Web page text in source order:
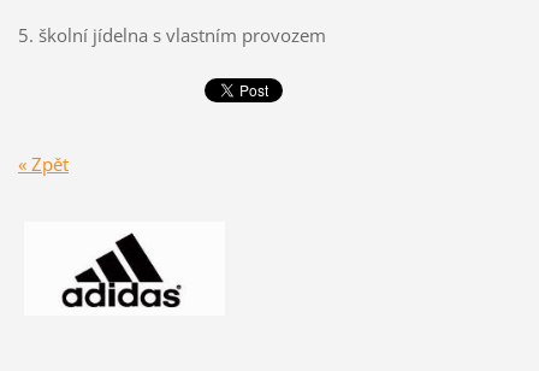
5. školní jídelna s vlastním provozem
« Zpět